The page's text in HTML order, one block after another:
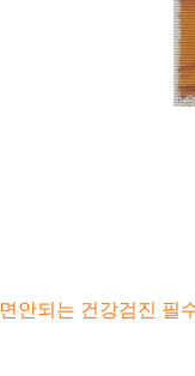
안되는 건강검진 필